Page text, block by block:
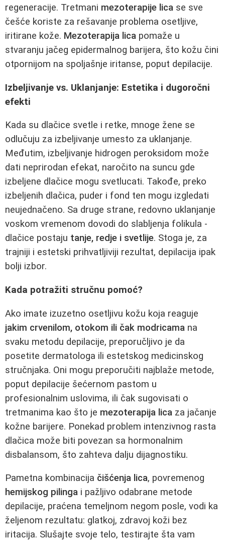
regeneracije. Tretmani mezoterapije lica se sve
češće koriste za rešavanje problema osetljive,
iritirane kože. Mezoterapija lica pomaže u
stvaranju jačeg epidermalnog barijera, što kožu čini
otpornijom na spoljašnje iritanse, poput depilacije.
Izbeljivanje vs. Uklanjanje: Estetika i dugoročni
efekti
Kada su dlačice svetle i retke, mnoge žene se
odlučuju za izbeljivanje umesto za uklanjanje.
Međutim, izbeljivanje hidrogen peroksidom može
dati neprirodan efekat, naročito na suncu gde
izbeljene dlačice mogu svetlucati. Takođe, preko
izbeljenih dlačica, puder i fond ten mogu izgledati
neujednačeno. Sa druge strane, redovno uklanjanje
voskom vremenom dovodi do slabljenja folikula -
dlačice postaju tanje, redje i svetlije. Stoga je, za
trajniji i estetski prihvatljiviji rezultat, depilacija ipak
bolji izbor.
Kada potražiti stručnu pomoć?
Ako imate izuzetno osetljivu kožu koja reaguje
jakim crvenilom, otokom ili čak modricama na
svaku metodu depilacije, preporučljivo je da
posetite dermatologa ili estetskog medicinskog
stručnjaka. Oni mogu preporučiti najblaže metode,
poput depilacije šećernom pastom u
profesionalnim uslovima, ili čak sugovisati o
tretmanima kao što je mezoterapija lica za jačanje
kožne barijere. Ponekad problem intenzivnog rasta
dlačica može biti povezan sa hormonalnim
disbalansom, što zahteva dalju dijagnostiku.
Pametna kombinacija čišćenja lica, povremenog
hemijskog pilinga i pažljivo odabrane metode
depilacije, praćena temeljnom negom posle, vodi ka
željenom rezultatu: glatkoj, zdravoj koži bez
iritacija. Slušajte svoje telo, testirajte šta vam